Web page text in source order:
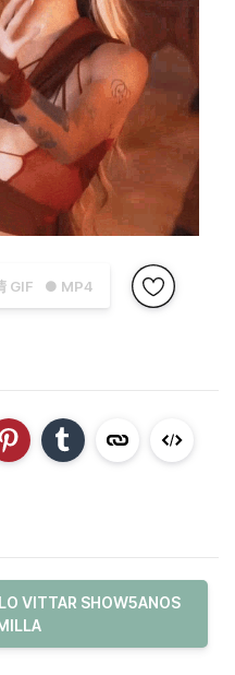
GIF ● MP4
VITTAR SHOW5ANOS